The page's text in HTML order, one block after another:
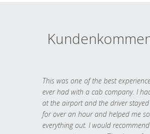
This was one of the best
ever had with a cab company. I
at the airport and the driver
for over an hour and helped me
everything out. I would